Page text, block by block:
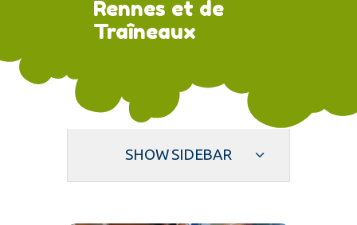
Rennes et de
Traîneaux
SHOW SIDEBAR